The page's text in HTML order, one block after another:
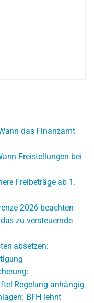
das Finanzamt
Freistellungen bei
Freibeträge ab 1.
2026 beachten
zu versteuernde
absetzen:
Regelung anhängig
BFH lehnt